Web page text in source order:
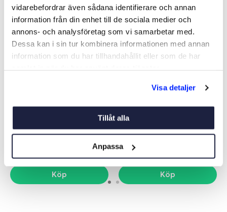
vidarebefordrar även sådana identifierare och annan
information från din enhet till de sociala medier och
annons- och analysföretag som vi samarbetar med.
Dessa kan i sin tur kombinera informationen med annan
information som du har tillhandahållit eller som de har
Visa detaljer
Tillåt alla
Anpassa
ST2000+
5 960 kr
Köp
RORKULT
Art nr:
19 870 kr
Köp